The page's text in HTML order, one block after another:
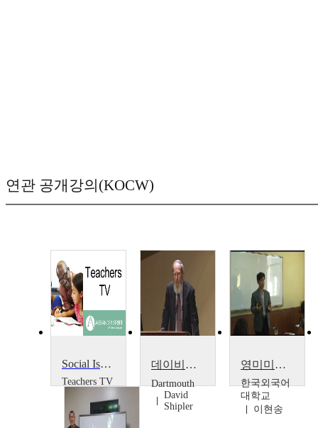
연관 공개강의(KOCW)
Social Isolation and Parenting
Teachers TV
데이비드 쉬프러:미국의 보이지 않는 워킹푸어 (일을 하지만 가난한 사람들)
Dartmouth
David
Shipler
영미미디어와 대중문화
한국외국어
대학교
이현송